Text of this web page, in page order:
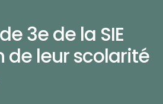
3e de la SIE
de leur scolarité